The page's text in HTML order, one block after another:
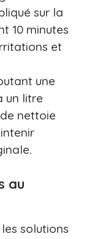
sur la
10 minutes
et
une
un litre
nettoie
au
solutions